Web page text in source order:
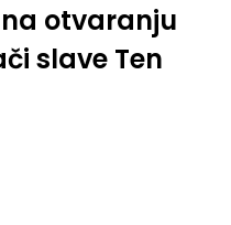
otvaranju
slave Ten